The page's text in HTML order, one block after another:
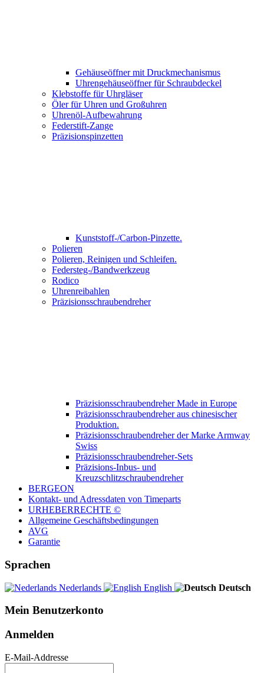
Gehäuseöffner mit Druckmechanismus
Uhrengehäuseöffner für Schraubdeckel
Klebstoffe für Uhrgläser
Öler für Uhren und Großuhren
Uhrenöl-Aufbewahrung
Federstift-Zange
Präzisionspinzetten
Kunststoff-/Carbon-Pinzette.
Polieren
Polieren, Reinigen und Schleifen.
Federsteg-/Bandwerkzeug
Rodico
Uhrenreibahlen
Präzisionsschraubendreher
Präzisionsschraubendreher Made in Europe
Präzisionsschraubendreher aus chinesischer
Produktion.
Präzisionsschraubendreher der Marke Armway
Swiss
Präzisionsschraubendreher-Sets
Präzisions-Inbus- und
Kreuzschlitzschraubendreher
BERGEON
Kontakt- und Adressdaten von Timeparts
URHEBERRECHTE ©
Allgemeine Geschäftsbedingungen
AVG
Garantie
Sprachen
Nederlands English Deutsch
Mein Benutzerkonto
Anmelden
E-Mail-Addresse